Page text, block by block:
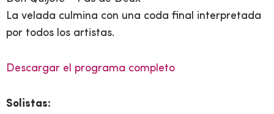
La velada culmina con una coda final interpretada
por todos los artistas.
Descargar el programa completo
Solistas: